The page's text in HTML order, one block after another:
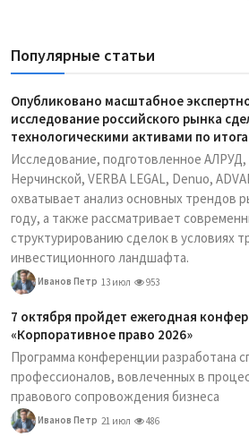
Популярные статьи
Опубликовано масштабное
исследование российского рынка
технологическими активами по
Исследование, подготовленное АЛРУД,
Нерчинской, VERBA LEGAL, Denuo,
охватывает анализ основных трендов
году, а также рассматривает
структурированию сделок в условиях
инвестиционного ландшафта.
Иванов Петр 13 июл 953
7 октября пройдет ежегодная
«Корпоративное право 2026»
Программа конференции разработана
профессионалов, вовлеченных в
правового сопровождения бизнеса
Иванов Петр 21 июл 486